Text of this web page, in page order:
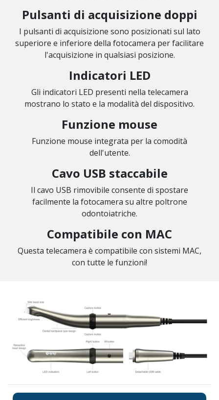
Pulsanti di acquisizione doppi
I pulsanti di acquisizione sono posizionati sul lato
superiore e inferiore della fotocamera per facilitare
l'acquisizione in qualsiasi posizione.
Indicatori LED
Gli indicatori LED presenti nella telecamera
mostrano lo stato e la modalità del dispositivo.
Funzione mouse
Funzione mouse integrata per la comodità
dell'utente.
Cavo USB staccabile
Il cavo USB rimovibile consente di spostare
facilmente la fotocamera su altre poltrone
odontoiatriche.
Compatibile con MAC
Questa telecamera è compatibile con sistemi MAC,
con tutte le funzioni!